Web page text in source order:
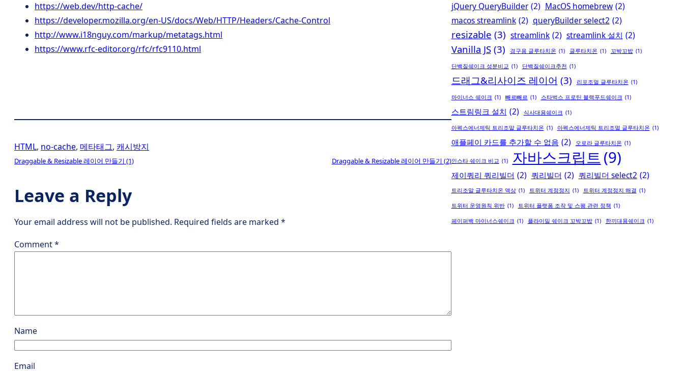
https://web.dev/http-cache/
https://developer.mozilla.org/en-US/docs/Web/HTTP/Headers/Cache-Control
http://www.i18nguy.com/markup/metatags.html
https://www.rfc-editor.org/rfc/rfc9110.html
HTML, no-cache, 메타태그, 캐시방지
Draggable & Resizable 레이어 만들기 (1) Draggable & Resizable 레이어 만들기 (2)
Leave a Reply
Your email address will not be published. Required fields are marked *
Comment*
Name
Email
jQuery QueryBuilder (2) MacOS homebrew (2)
macos streamlink (2) queryBuilder select2 (2)
resizable (3) streamlink (2) streamlink 설치 (2)
Vanilla JS (3) 경구용 글루타치온 (1) 글루타치온 (1) 꼬박꼬밥 (1)
단백질쉐이크 성분비교 (1) 단백질쉐이크추천 (1)
드래그&리사이즈 레이어 (3) 리포조멀 글루타치온 (1)
마이너스 쉐이크 (1) 빼르빼르 (1) 스타벅스 프로틴 블랙푸드쉐이크 (1)
스트림링크 설치 (2) 식사대용쉐이크 (1)
아펙스에너제틱 트리조말 글루타치온 (1) 아펙스에너제틱 트리조멀 글루타치온 (1)
애플페이 카드를 추가할 수 없음 (2) 오로라 글루타치온 (1)
인스타 쉐이크 비교 (1) 자바스크립트 (9)
제이쿼리 쿼리빌더 (2) 쿼리빌더 (2) 쿼리빌더 select2 (2)
트리조말 글루타치온 액상 (1) 트위터 계정정지 (1) 트위터 계정정지 해결 (1)
트위터 운영원칙 위반 (1) 트위터 플랫폼 조작 및 스팸 관련 정책 (1)
페이퍼백 마이너스쉐이크 (1) 플라이밀 쉐이크 꼬박꼬밥 (1) 한끼대용쉐이크 (1)